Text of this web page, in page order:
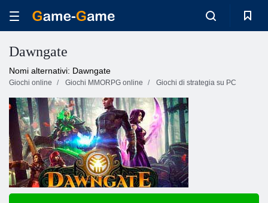
Dawngate
Nomi alternativi: Dawngate
Giochi online Giochi MMORPG online Giochi di strategia su PC